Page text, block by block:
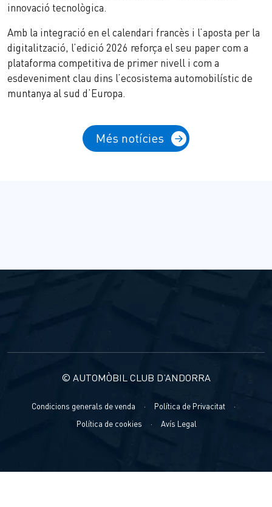
innovació tecnològica.
Amb la integració en el calendari francès i l’aposta per la
digitalització, l’edició 2026 reforça el seu paper com a
plataforma competitiva de primer nivell i com a
esdeveniment clau dins l’ecosistema automobilístic de
muntanya al sud d’Europa.
Més notícies
© AUTOMÒBIL CLUB D’ANDORRA
Condicions generals de venda · Política de Privacitat
·
Política de cookies
· Avís Legal